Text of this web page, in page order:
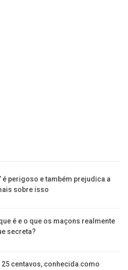
é perigoso e também prejudica a
sobre isso
é e o que os maçons realmente
secreta?
centavos, conhecida como